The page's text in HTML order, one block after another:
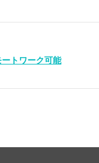
ートワーク可能